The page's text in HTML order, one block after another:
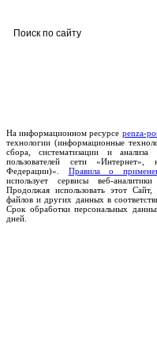
На информационном ресурсе penza-
технологии (информационные
сбора, систематизации и
пользователей сети «Интернет»,
Федерации)». Правила о
использует сервисы веб-
Продолжая использовать этот
файлов и других данных в
Срок обработки персональных
дней.